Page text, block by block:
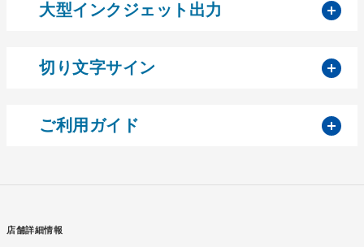
大型インクジェット出力
切り文字サイン
ご利用ガイド
店舗詳細情報